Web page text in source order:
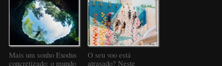
Mais um sonho Exodus
concretizado: o mundo
O seu voo está
atrasado? Neste